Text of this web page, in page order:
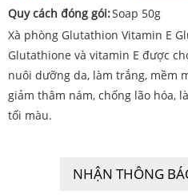
Quy cách đóng gói:Soap 50g
Xà phòng Glutathion Vitamin E
Glutathione và vitamin E được
nuôi dưỡng da, làm trắng, mềm
giảm thâm nám, chống lão hóa,
tối màu.
NHẬN THÔNG